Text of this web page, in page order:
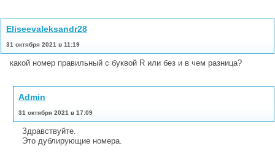
Eliseevaleksandr28
31 октября 2021 в 11:19
какой номер правильный с буквой R или без и в чем разница?
Admin
31 октября 2021 в 17:09
Здравствуйте.
Это дублирующие номера.